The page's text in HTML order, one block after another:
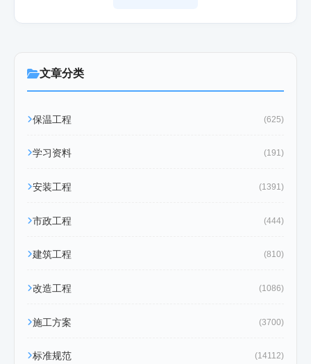
文章分类
保温工程 (625)
学习资料 (191)
安装工程 (1391)
市政工程 (444)
建筑工程 (810)
改造工程 (1086)
施工方案 (3700)
标准规范 (14112)